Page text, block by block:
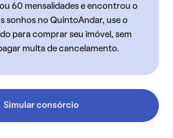
60 mensalidades e encontrou o
sonhos no QuintoAndar, use o
para comprar seu imóvel, sem
multa de cancelamento.
Simular consórcio